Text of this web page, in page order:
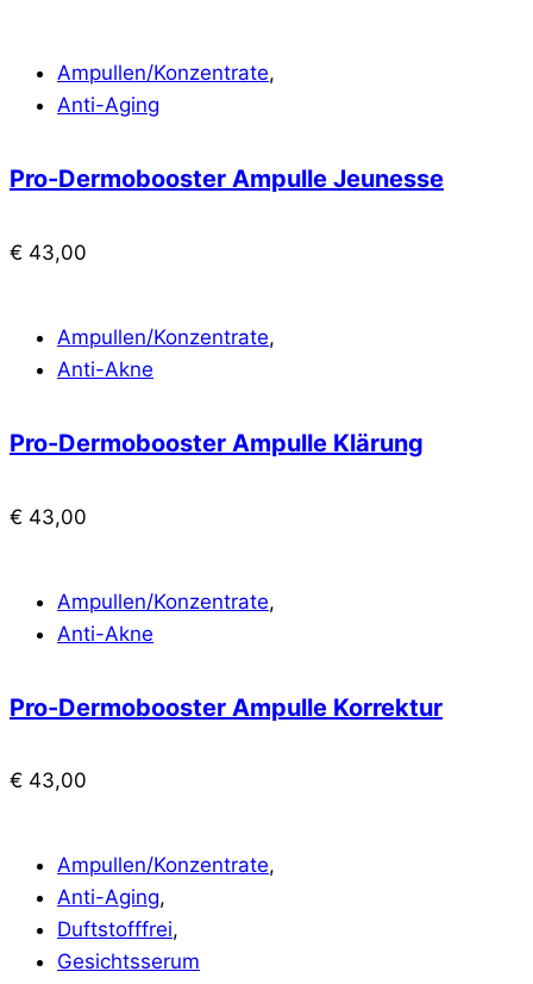
Ampullen/Konzentrate,
Anti-Aging
Pro-Dermobooster Ampulle Jeunesse
€ 43,00
Ampullen/Konzentrate,
Anti-Akne
Pro-Dermobooster Ampulle Klärung
€ 43,00
Ampullen/Konzentrate,
Anti-Akne
Pro-Dermobooster Ampulle Korrektur
€ 43,00
Ampullen/Konzentrate,
Anti-Aging,
Duftstofffrei,
Gesichtsserum